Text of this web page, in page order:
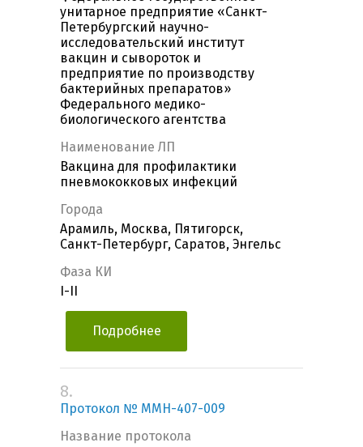
унитарное предприятие «Санкт-
Петербургский научно-
исследовательский институт
вакцин и сывороток и
предприятие по производству
бактерийных препаратов»
Федерального медико-
биологического агентства
Наименование ЛП
Вакцина для профилактики
пневмококковых инфекций
Города
Арамиль, Москва, Пятигорск,
Санкт-Петербург, Саратов, Энгельс
Фаза КИ
I-II
Подробнее
8.
Протокол № MMH-407-009
Название протокола